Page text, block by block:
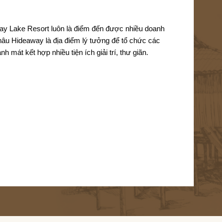
Lake Resort luôn là điểm đến được nhiều doanh
Hideaway là địa điểm lý tưởng để tổ chức các
mát kết hợp nhiều tiện ích giải trí, thư giãn.